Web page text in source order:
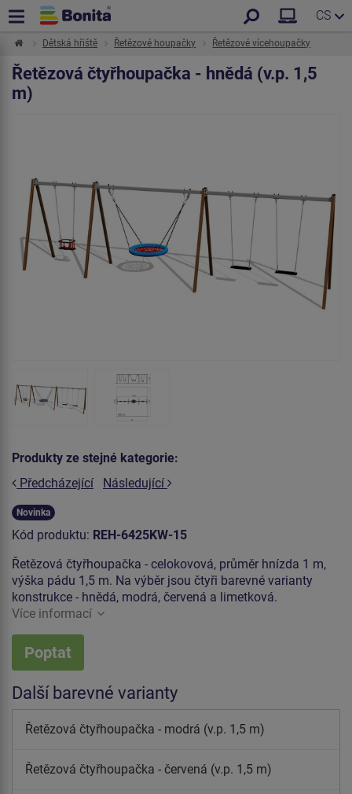
CS
Dětská hřiště Řetězové houpačky Řetězové vícehoupačky
Řetězová čtyřhoupačka - hnědá (v.p. 1,5
m)
Produkty ze stejné kategorie:
Předcházející
Následující
Novinka
Kód produktu: REH-6425KW-15
Řetězová čtyřhoupačka - celokovová, průměr hnízda 1 m,
výška pádu 1,5 m. Na výběr jsou čtyři barevné varianty
konstrukce - hnědá, modrá, červená a limetková.
Více informací
Poptat
Další barevné varianty
Řetězová čtyřhoupačka - modrá (v.p. 1,5 m)
Řetězová čtyřhoupačka - červená (v.p. 1,5 m)